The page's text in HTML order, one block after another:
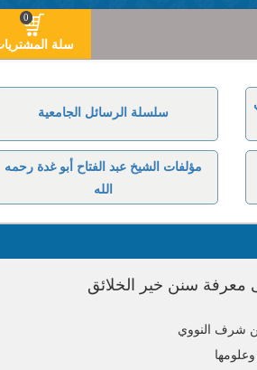
سلة
0
سلسلة الرسائل الجامعية
مؤلفات الشيخ عبد الفتاح أبو غدة رحمه
الله
معرفة سنن خير الخلائق
شرف النووي
وعلومها